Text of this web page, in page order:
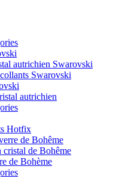
autrichien Swarovski
Swarovski
autrichien
Hotfix
de Bohême
de Bohême
de Bohème